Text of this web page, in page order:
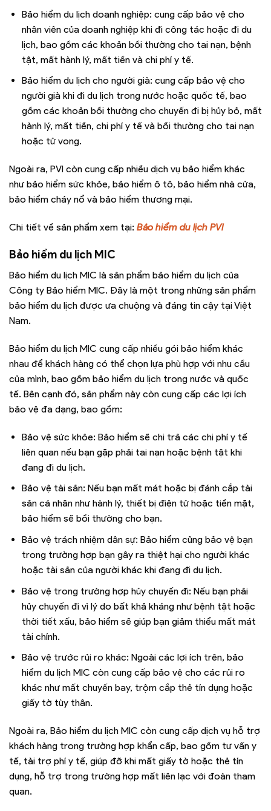
Bảo hiểm du lịch doanh nghiệp: cung cấp bảo vệ cho
nhân viên của doanh nghiệp khi đi công tác hoặc đi du
lịch, bao gồm các khoản bồi thường cho tai nạn, bệnh
tật, mất hành lý, mất tiền và chi phí y tế.
Bảo hiểm du lịch cho người già: cung cấp bảo vệ cho
người già khi đi du lịch trong nước hoặc quốc tế, bao
gồm các khoản bồi thường cho chuyến đi bị hủy bỏ, mất
hành lý, mất tiền, chi phí y tế và bồi thường cho tai nạn
hoặc tử vong.
Ngoài ra, PVI còn cung cấp nhiều dịch vụ bảo hiểm khác
như bảo hiểm sức khỏe, bảo hiểm ô tô, bảo hiểm nhà cửa,
bảo hiểm cháy nổ và bảo hiểm thương mại.
Chi tiết về sản phẩm xem tại: Bảo hiểm du lịch PVI
Bảo hiểm du lịch MIC
Bảo hiểm du lịch MIC là sản phẩm bảo hiểm du lịch của
Công ty Bảo hiểm MIC. Đây là một trong những sản phẩm
bảo hiểm du lịch được ưa chuộng và đáng tin cậy tại Việt
Nam.
Bảo hiểm du lịch MIC cung cấp nhiều gói bảo hiểm khác
nhau để khách hàng có thể chọn lựa phù hợp với nhu cầu
của mình, bao gồm bảo hiểm du lịch trong nước và quốc
tế. Bên cạnh đó, sản phẩm này còn cung cấp các lợi ích
bảo vệ đa dạng, bao gồm:
Bảo vệ sức khỏe: Bảo hiểm sẽ chi trả các chi phí y tế
liên quan nếu bạn gặp phải tai nạn hoặc bệnh tật khi
đang đi du lịch.
Bảo vệ tài sản: Nếu bạn mất mát hoặc bị đánh cắp tài
sản cá nhân như hành lý, thiết bị điện tử hoặc tiền mặt,
bảo hiểm sẽ bồi thường cho bạn.
Bảo vệ trách nhiệm dân sự: Bảo hiểm cũng bảo vệ bạn
trong trường hợp bạn gây ra thiệt hại cho người khác
hoặc tài sản của người khác khi đang đi du lịch.
Bảo vệ trong trường hợp hủy chuyến đi: Nếu bạn phải
hủy chuyến đi vì lý do bất khả kháng như bệnh tật hoặc
thời tiết xấu, bảo hiểm sẽ giúp bạn giảm thiểu mất mát
tài chính.
Bảo vệ trước rủi ro khác: Ngoài các lợi ích trên, bảo
hiểm du lịch MIC còn cung cấp bảo vệ cho các rủi ro
khác như mất chuyến bay, trộm cắp thẻ tín dụng hoặc
giấy tờ tùy thân.
Ngoài ra, Bảo hiểm du lịch MIC còn cung cấp dịch vụ hỗ trợ
khách hàng trong trường hợp khẩn cấp, bao gồm tư vấn y
tế, tài trợ phí y tế, giúp đỡ khi mất giấy tờ hoặc thẻ tín
dụng, hỗ trợ trong trường hợp mất liên lạc với đoàn tham
quan.